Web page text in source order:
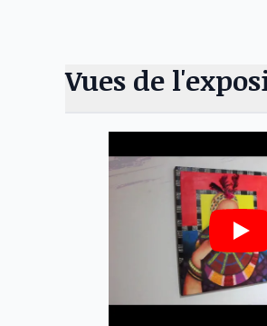
Vues de